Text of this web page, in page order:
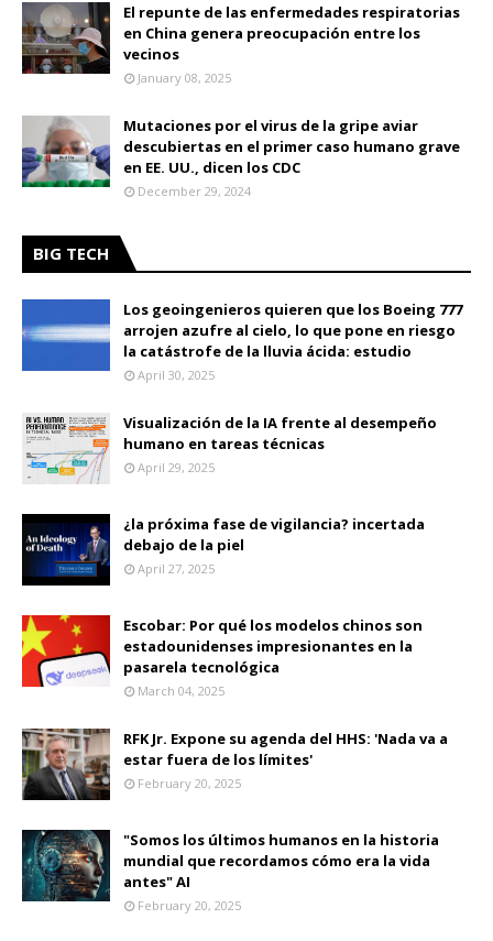
El repunte de las enfermedades respiratorias
en China genera preocupación entre los
vecinos
January 08, 2025
Mutaciones por el virus de la gripe aviar
descubiertas en el primer caso humano grave
en EE. UU., dicen los CDC
December 29, 2024
BIG TECH
Los geoingenieros quieren que los Boeing 777
arrojen azufre al cielo, lo que pone en riesgo
la catástrofe de la lluvia ácida: estudio
April 30, 2025
Visualización de la IA frente al desempeño
humano en tareas técnicas
April 29, 2025
¿la próxima fase de vigilancia? incertada
debajo de la piel
April 27, 2025
Escobar: Por qué los modelos chinos son
estadounidenses impresionantes en la
pasarela tecnológica
March 04, 2025
RFK Jr. Expone su agenda del HHS: 'Nada va a
estar fuera de los límites'
February 20, 2025
"Somos los últimos humanos en la historia
mundial que recordamos cómo era la vida
antes" AI
February 20, 2025